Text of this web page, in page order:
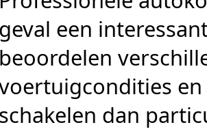
geval een
beoordelen
schakelen dan